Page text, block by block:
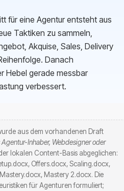
für eine Agentur entsteht aus
Taktiken zu sammeln,
Akquise, Sales, Delivery
Danach
Hebel gerade messbar
verbessert.
aus dem vorhandenen Draft
Inhaber, Webdesigner oder
lokalen Content-Basis abgeglichen:
Offers.docx, Scaling.docx,
Mastery 2.docx. Die
für Agenturen formuliert;